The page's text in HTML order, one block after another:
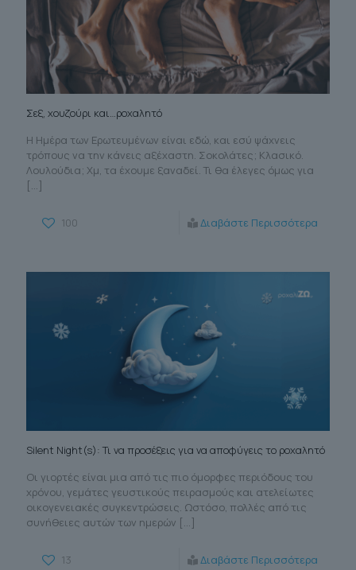
Σεξ, χουζούρι και…ροχαλητό
Η Ημέρα των Ερωτευμένων είναι εδώ, και εσύ ψάχνεις
τρόπους να την κάνεις αξέχαστη. Σοκολάτες; Κλασικό.
Λουλούδια; Χμ, τα έχουμε ξαναδεί. Τι θα έλεγες όμως για
[…]
100 Διαβάστε Περισσότερα
Silent Night(s): Τι να προσέξεις για να αποφύγεις το ροχαλητό
Οι γιορτές είναι μια από τις πιο όμορφες περιόδους του
χρόνου, γεμάτες γευστικούς πειρασμούς και ατελείωτες
οικογενειακές συγκεντρώσεις. Ωστόσο, πολλές από τις
συνήθειες αυτών των ημερών […]
13 Διαβάστε Περισσότερα